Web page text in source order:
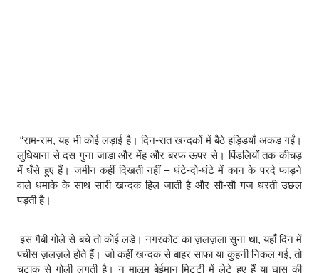
“राम-राम, यह भी कोई लड़ाई है। दिन-रात खन्दकों में बैठे हड्डियाँ अकड़ गईं।
लुधियाना से दस गुना जाडा और मेंह और बरफ ऊपर से। पिंडलियों तक कीचड़
में धँसे हुए हैं। जमीन कहीं दिखती नहीं – घंटे-दो-घंटे में कान के परदे फाड़ने
वाले धमाके के साथ सारी खन्दक हिल जाती है और सौ-सौ गज धरती उछल
पड़ती है।
इस गैबी गोले से बचे तो कोई लड़े। नगरकोट का ज़लज़ला सुना था, यहाँ दिन में
पचीस ज़लज़ले होते हैं। जो कहीं खन्दक से बाहर साफा या कुहनी निकल गई, तो
चटाक से गोली लगती है। न मालूम बेईमान मिट्टी में लेटे हुए हैं या घास की